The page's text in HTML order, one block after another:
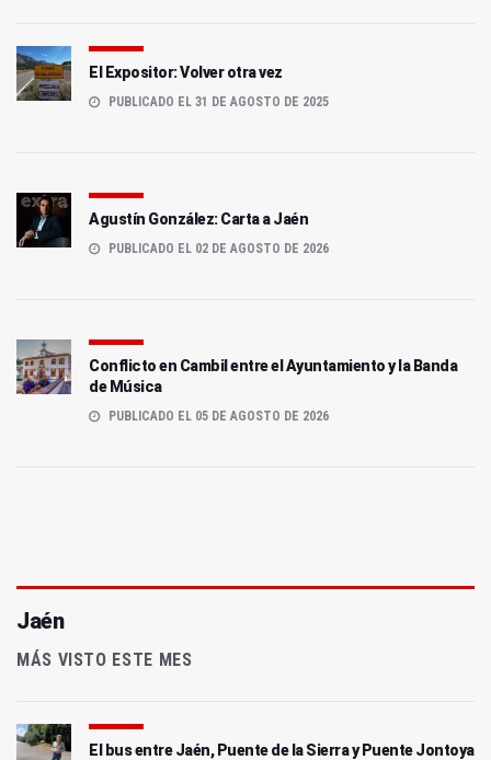
El Expositor: Volver otra vez
PUBLICADO EL 31 DE AGOSTO DE 2025
Agustín González: Carta a Jaén
PUBLICADO EL 02 DE AGOSTO DE 2026
Conflicto en Cambil entre el Ayuntamiento y la Banda
de Música
PUBLICADO EL 05 DE AGOSTO DE 2026
Jaén
MÁS VISTO ESTE MES
El bus entre Jaén, Puente de la Sierra y Puente Jontoya